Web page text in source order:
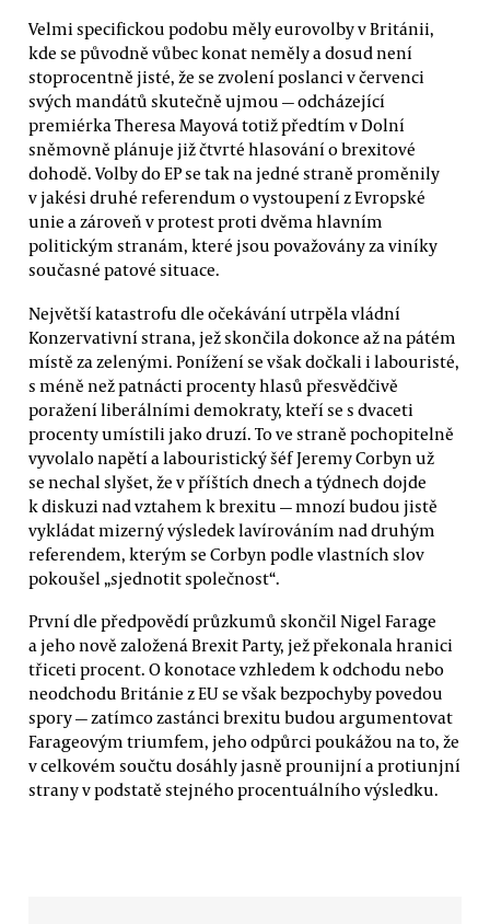
Velmi specifickou podobu měly eurovolby v Británii,
kde se původně vůbec konat neměly a dosud není
stoprocentně jisté, že se zvolení poslanci v červenci
svých mandátů skutečně ujmou — odcházející
premiérka Theresa Mayová totiž předtím v Dolní
sněmovně plánuje již čtvrté hlasování o brexitové
dohodě. Volby do EP se tak na jedné straně proměnily
v jakési druhé referendum o vystoupení z Evropské
unie a zároveň v protest proti dvěma hlavním
politickým stranám, které jsou považovány za viníky
současné patové situace.
Největší katastrofu dle očekávání utrpěla vládní
Konzervativní strana, jež skončila dokonce až na pátém
místě za zelenými. Ponížení se však dočkali i labouristé,
s méně než patnácti procenty hlasů přesvědčivě
poražení liberálními demokraty, kteří se s dvaceti
procenty umístili jako druzí. To ve straně pochopitelně
vyvolalo napětí a labouristický šéf Jeremy Corbyn už
se nechal slyšet, že v příštích dnech a týdnech dojde
k diskuzi nad vztahem k brexitu — mnozí budou jistě
vykládat mizerný výsledek lavírováním nad druhým
referendem, kterým se Corbyn podle vlastních slov
pokoušel „sjednotit společnost“.
První dle předpovědí průzkumů skončil Nigel Farage
a jeho nově založená Brexit Party, jež překonala hranici
třiceti procent. O konotace vzhledem k odchodu nebo
neodchodu Británie z EU se však bezpochyby povedou
spory — zatímco zastánci brexitu budou argumentovat
Farageovým triumfem, jeho odpůrci poukážou na to, že
v celkovém součtu dosáhly jasně prounijní a protiunjní
strany v podstatě stejného procentuálního výsledku.